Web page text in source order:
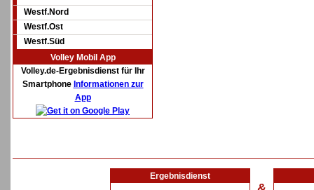
Westf.Nord
Westf.Ost
Westf.Süd
Volley Mobil App
Volley.de-Ergebnisdienst für Ihr
Smartphone Informationen zur
App
Ergebnisdienst